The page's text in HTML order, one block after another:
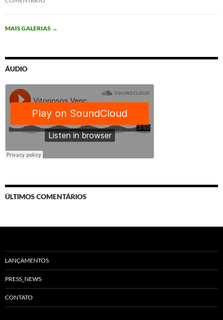
MAIS GALERIAS →
ÁUDIO
ÚLTIMOS COMENTÁRIOS
LANÇAMENTOS
PRESS_NEWS
CONTATO